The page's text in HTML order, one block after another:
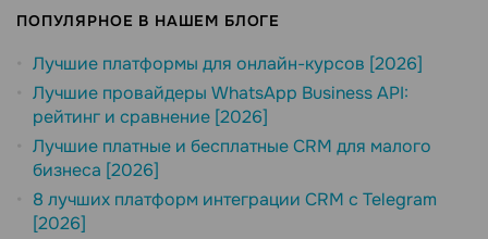
ПОПУЛЯРНОЕ В НАШЕМ БЛОГЕ
Лучшие платформы для онлайн-курсов [2026]
Лучшие провайдеры WhatsApp Business API:
рейтинг и сравнение [2026]
Лучшие платные и бесплатные CRM для малого
бизнеса [2026]
8 лучших платформ интеграции CRM с Telegram
[2026]